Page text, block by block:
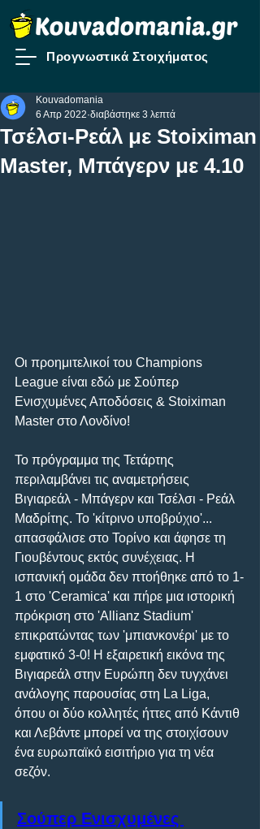
Προγνωστικά Στοιχήματος
Τσέλσι-Ρεάλ με Stoiximan
Master, Μπάγερν με 4.10
Kouvadomania
6 Απρ 2022 διαβάστηκε 3 λεπτά
Οι προημιτελικοί του Champions
League είναι εδώ με Σούπερ
Ενισχυμένες Αποδόσεις & Stoiximan
Master στο Λονδίνο!
Το πρόγραμμα της Τετάρτης
περιλαμβάνει τις αναμετρήσεις
Βιγιαρεάλ - Μπάγερν και Τσέλσι - Ρεάλ
Μαδρίτης. Το 'κίτρινο υποβρύχιο'...
απασφάλισε στο Τορίνο και άφησε τη
Γιουβέντους εκτός συνέχειας. Η
ισπανική ομάδα δεν πτοήθηκε από το 1-
1 στο 'Ceramica' και πήρε μια ιστορική
πρόκριση στο 'Allianz Stadium'
επικρατώντας των 'μπιανκονέρι' με το
εμφατικό 3-0! Η εξαιρετική εικόνα της
Βιγιαρεάλ στην Ευρώπη δεν τυγχάνει
ανάλογης παρουσίας στη La Liga,
όπου οι δύο κολλητές ήττες από Κάντιθ
και Λεβάντε μπορεί να της στοιχίσουν
ένα ευρωπαϊκό εισιτήριο για τη νέα
σεζόν.
Σούπερ Ενισχυμένες